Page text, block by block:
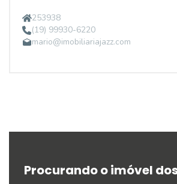
253938
(19) 99930-6220
mario@imobiliariajazz.com
Procurando o imóvel